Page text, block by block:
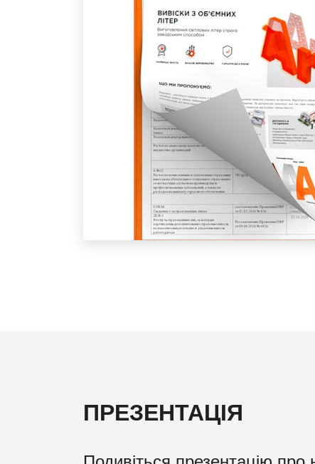
ПРЕЗЕНТАЦІЯ